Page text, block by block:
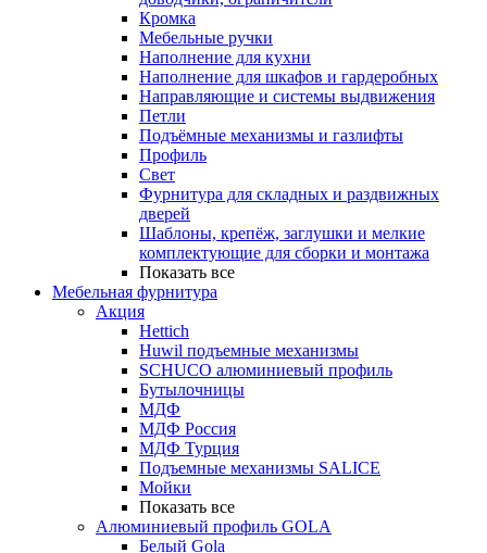
Кромка
Мебельные ручки
Наполнение для кухни
Наполнение для шкафов и гардеробных
Направляющие и системы выдвижения
Петли
Подъёмные механизмы и газлифты
Профиль
Свет
Фурнитура для складных и раздвижных
дверей
Шаблоны, крепёж, заглушки и мелкие
комплектующие для сборки и монтажа
Показать все
Мебельная фурнитура
Акция
Hettich
Huwil подъемные механизмы
SCHUCO алюминиевый профиль
Бутылочницы
МДФ
МДФ Россия
МДФ Турция
Подъемные механизмы SALICE
Мойки
Показать все
Алюминиевый профиль GOLA
Белый Gola